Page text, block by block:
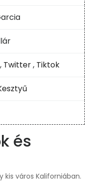
, Twitter, Tiktok
és
kis város Kaliforniában.